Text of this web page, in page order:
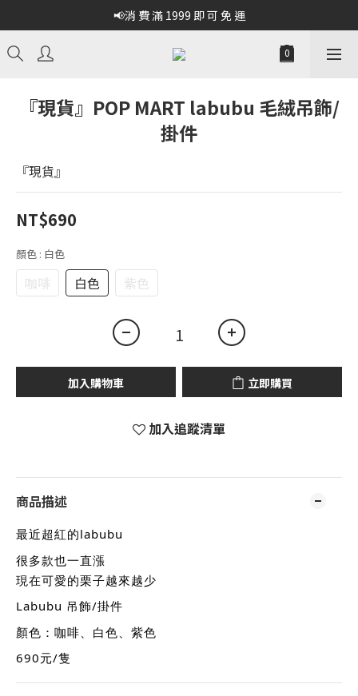
📢消 費 滿 1999 即 可 免 運
『現貨』POP MART labubu 毛絨吊飾/
掛件
『現貨』
NT$690
顏色 : 白色
咖啡 白色 紫色
加入購物車 立即購買
加入追蹤清單
商品描述
最近超紅的labubu
很多款也一直漲
現在可愛的栗子越來越少
Labubu 吊飾/掛件
顏色：咖啡、白色、紫色
690元/隻